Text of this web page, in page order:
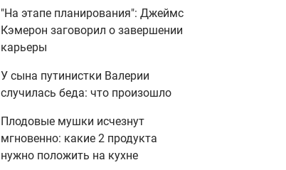
"На этапе планирования": Джеймс
Кэмерон заговорил о завершении
карьеры
У сына путинистки Валерии
случилась беда: что произошло
Плодовые мушки исчезнут
мгновенно: какие 2 продукта
нужно положить на кухне